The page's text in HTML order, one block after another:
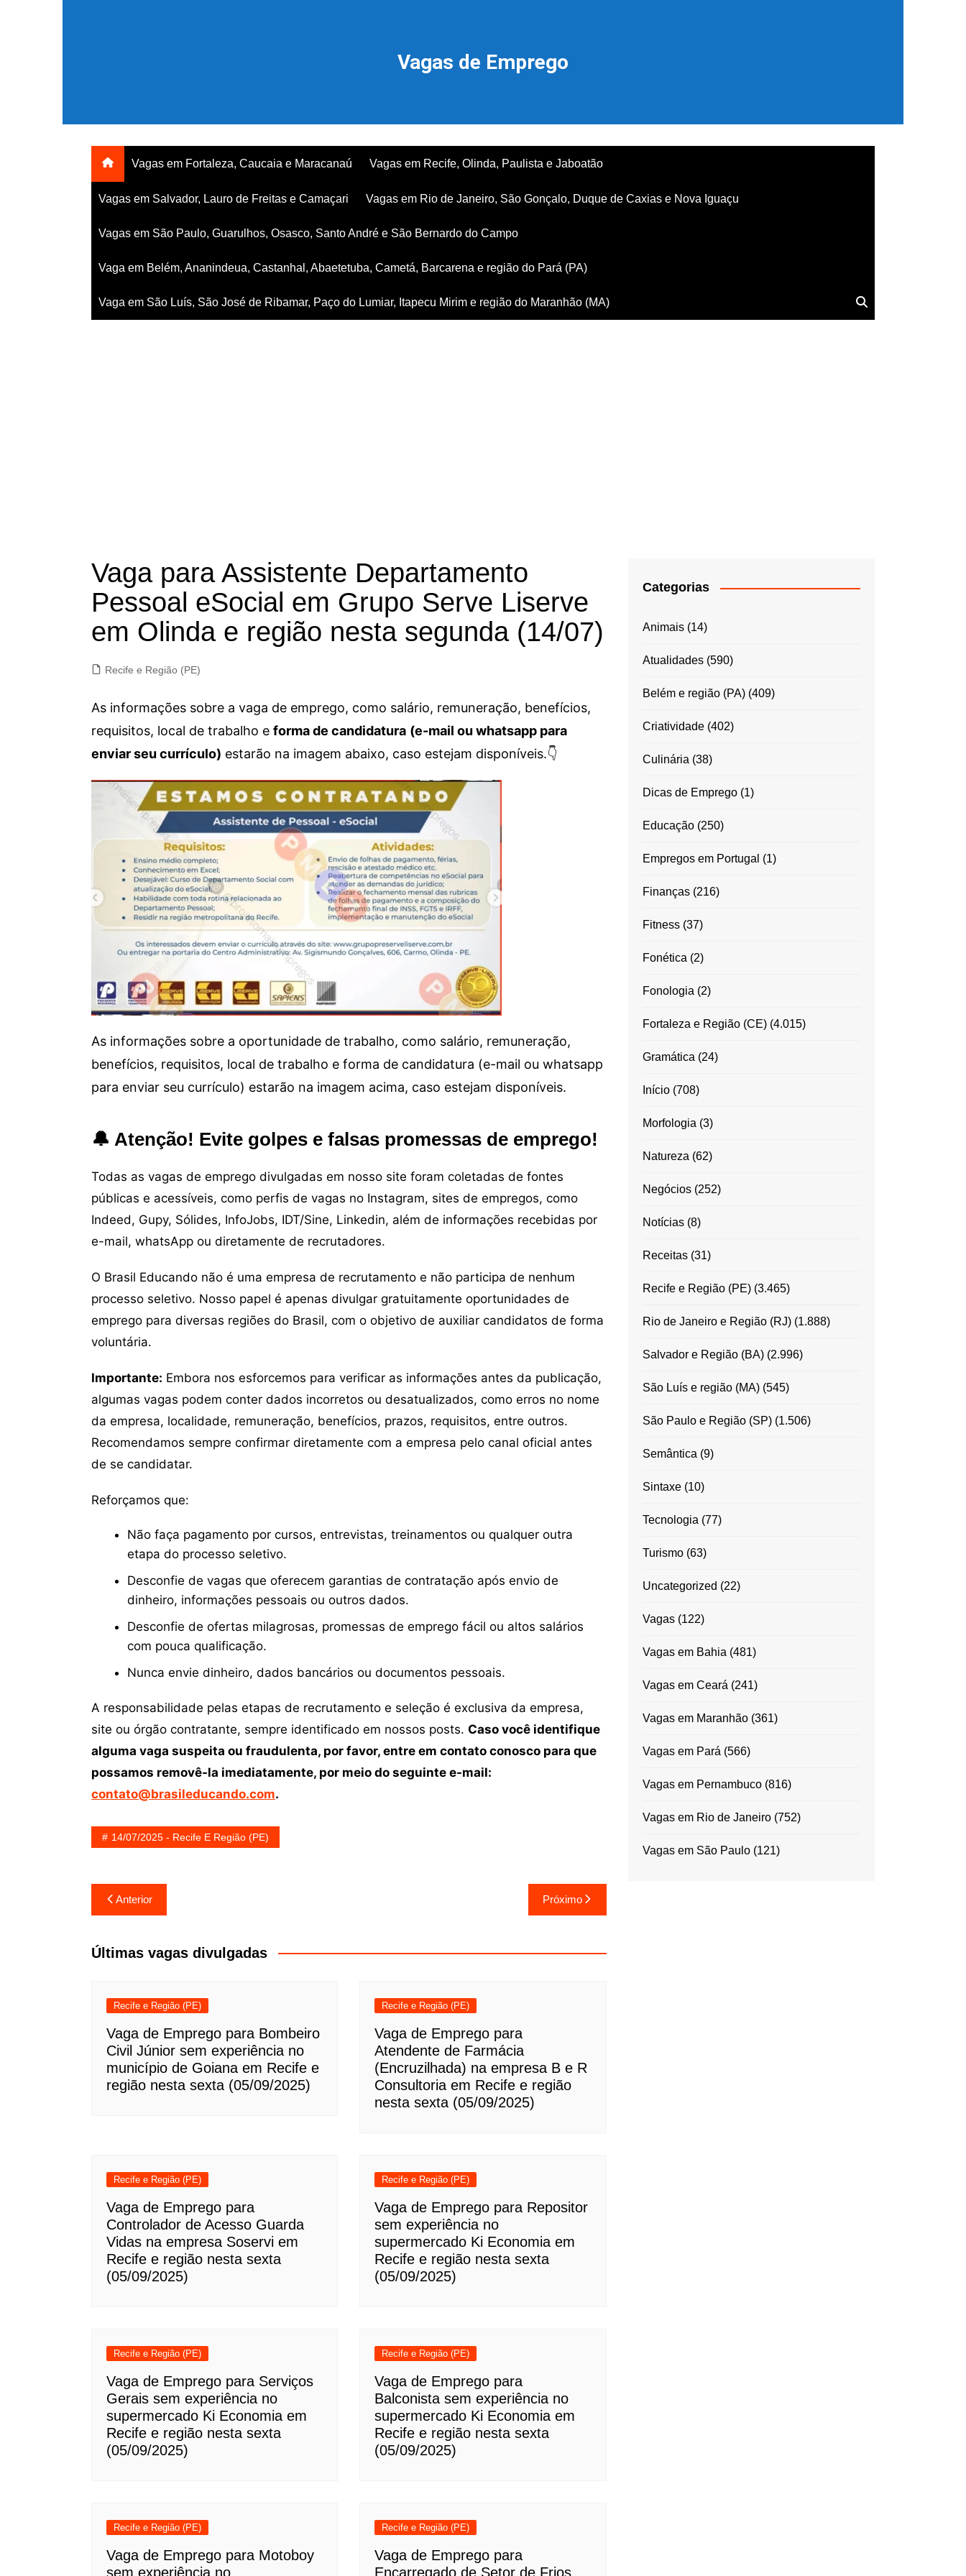
Vagas de Emprego
Vagas em Fortaleza, Caucaia e Maracanaú Vagas em Recife, Olinda, Paulista e Jaboatão
Vagas em Salvador, Lauro de Freitas e Camaçari Vagas em Rio de Janeiro, São Gonçalo, Duque de Caxias e Nova Iguaçu
Vagas em São Paulo, Guarulhos, Osasco, Santo André e São Bernardo do Campo
Vaga em Belém, Ananindeua, Castanhal, Abaetetuba, Cametá, Barcarena e região do Pará (PA)
Vaga em São Luís, São José de Ribamar, Paço do Lumiar, Itapecu Mirim e região do Maranhão (MA)
Vaga para Assistente Departamento
Pessoal eSocial em Grupo Serve Liserve
em Olinda e região nesta segunda (14/07)
Recife e Região (PE)
As informações sobre a vaga de emprego, como salário, remuneração, benefícios,
requisitos, local de trabalho e forma de candidatura (e-mail ou whatsapp para
enviar seu currículo) estarão na imagem abaixo, caso estejam disponíveis.👇
As informações sobre a oportunidade de trabalho, como salário, remuneração,
benefícios, requisitos, local de trabalho e forma de candidatura (e-mail ou whatsapp
para enviar seu currículo) estarão na imagem acima, caso estejam disponíveis.
🔔 Atenção! Evite golpes e falsas promessas de emprego!
Todas as vagas de emprego divulgadas em nosso site foram coletadas de fontes
públicas e acessíveis, como perfis de vagas no Instagram, sites de empregos, como
Indeed, Gupy, Sólides, InfoJobs, IDT/Sine, Linkedin, além de informações recebidas por
e-mail, whatsApp ou diretamente de recrutadores.
O Brasil Educando não é uma empresa de recrutamento e não participa de nenhum
processo seletivo. Nosso papel é apenas divulgar gratuitamente oportunidades de
emprego para diversas regiões do Brasil, com o objetivo de auxiliar candidatos de forma
voluntária.
Importante: Embora nos esforcemos para verificar as informações antes da publicação,
algumas vagas podem conter dados incorretos ou desatualizados, como erros no nome
da empresa, localidade, remuneração, benefícios, prazos, requisitos, entre outros.
Recomendamos sempre confirmar diretamente com a empresa pelo canal oficial antes
de se candidatar.
Reforçamos que:
Não faça pagamento por cursos, entrevistas, treinamentos ou qualquer outra
etapa do processo seletivo.
Desconfie de vagas que oferecem garantias de contratação após envio de
dinheiro, informações pessoais ou outros dados.
Desconfie de ofertas milagrosas, promessas de emprego fácil ou altos salários
com pouca qualificação.
Nunca envie dinheiro, dados bancários ou documentos pessoais.
A responsabilidade pelas etapas de recrutamento e seleção é exclusiva da empresa,
site ou órgão contratante, sempre identificado em nossos posts. Caso você identifique
alguma vaga suspeita ou fraudulenta, por favor, entre em contato conosco para que
possamos removê-la imediatamente, por meio do seguinte e-mail:
contato@brasileducando.com.
14/07/2025 - Recife E Região (PE)
Navegação
de
Post
Anterior Próximo
Últimas vagas divulgadas
Recife e Região (PE)
Vaga de Emprego para Bombeiro
Civil Júnior sem experiência no
município de Goiana em Recife e
região nesta sexta (05/09/2025)
Recife e Região (PE)
Vaga de Emprego para
Atendente de Farmácia
(Encruzilhada) na empresa B e R
Consultoria em Recife e região
nesta sexta (05/09/2025)
Recife e Região (PE)
Vaga de Emprego para
Controlador de Acesso Guarda
Vidas na empresa Soservi em
Recife e região nesta sexta
(05/09/2025)
Recife e Região (PE)
Vaga de Emprego para Repositor
sem experiência no
supermercado Ki Economia em
Recife e região nesta sexta
(05/09/2025)
Recife e Região (PE)
Vaga de Emprego para Serviços
Gerais sem experiência no
supermercado Ki Economia em
Recife e região nesta sexta
(05/09/2025)
Recife e Região (PE)
Vaga de Emprego para
Balconista sem experiência no
supermercado Ki Economia em
Recife e região nesta sexta
(05/09/2025)
Recife e Região (PE)
Vaga de Emprego para Motoboy
sem experiência no
Recife e Região (PE)
Vaga de Emprego para
Encarregado de Setor de Frios
Categorias
Animais(14)
Atualidades(590)
Belém e região (PA)(409)
Criatividade(402)
Culinária (38)
Dicas de Emprego(1)
Educação(250)
Empregos em Portugal (1)
Finanças(216)
Fitness(37)
Fonética (2)
Fonologia (2)
Fortaleza e Região (CE)(4.015)
Gramática (24)
Início(708)
Morfologia (3)
Natureza (62)
Negócios(252)
Notícias(8)
Receitas(31)
Recife e Região (PE)(3.465)
Rio de Janeiro e Região (RJ)(1.888)
Salvador e Região (BA)(2.996)
São Luís e região (MA)(545)
São Paulo e Região (SP)(1.506)
Semântica (9)
Sintaxe(10)
Tecnologia (77)
Turismo(63)
Uncategorized (22)
Vagas(122)
Vagas em Bahia (481)
Vagas em Ceará (241)
Vagas em Maranhão(361)
Vagas em Pará (566)
Vagas em Pernambuco(816)
Vagas em Rio de Janeiro(752)
Vagas em São Paulo(121)